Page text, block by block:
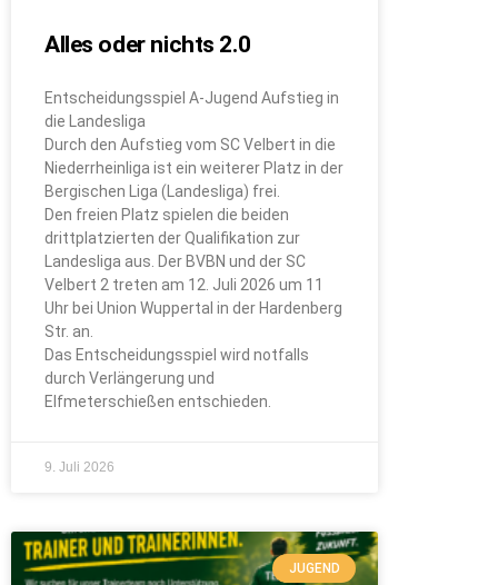
Alles oder nichts 2.0
Entscheidungsspiel A-Jugend Aufstieg in
die Landesliga
Durch den Aufstieg vom SC Velbert in die
Niederrheinliga ist ein weiterer Platz in der
Bergischen Liga (Landesliga) frei.
Den freien Platz spielen die beiden
drittplatzierten der Qualifikation zur
Landesliga aus. Der BVBN und der SC
Velbert 2 treten am 12. Juli 2026 um 11
Uhr bei Union Wuppertal in der Hardenberg
Str. an.
Das Entscheidungsspiel wird notfalls
durch Verlängerung und
Elfmeterschießen entschieden.
9. Juli 2026
JUGEND